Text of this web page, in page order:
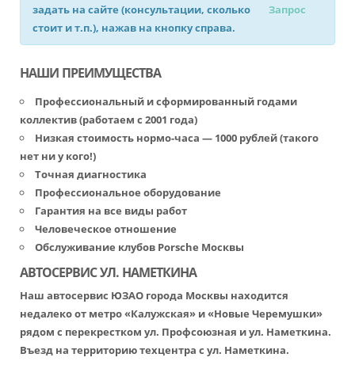
задать на сайте (консультации, сколько
стоит и т.п.), нажав на кнопку справа.
Запрос
НАШИ ПРЕИМУЩЕСТВА
Профессиональный и сформированный годами
коллектив (работаем с 2001 года)
Низкая стоимость нормо-часа — 1000 рублей (такого
нет ни у кого!)
Точная диагностика
Профессиональное оборудование
Гарантия на все виды работ
Человеческое отношение
Обслуживание клубов Porsche Москвы
АВТОСЕРВИС УЛ. НАМЕТКИНА
Наш автосервис ЮЗАО города Москвы находится
недалеко от метро «Калужская» и «Новые Черемушки»
рядом с перекрестком ул. Профсоюзная и ул. Наметкина.
Въезд на территорию техцентра с ул. Наметкина.